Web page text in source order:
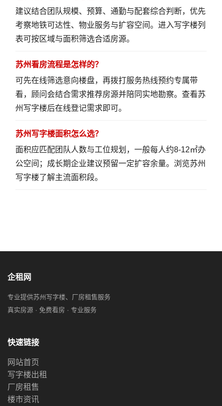
建议结合团队规模、预算、通勤与配套综合判断，优先
考察地铁可达性、物业服务与扩容空间。 进入写字楼列
表可按区域与面积筛选合适房源。
苏州看房流程是怎样的？
可先在线筛选意向楼盘，再拨打服务热线预约专属带
看，顾问会结合需求推荐房源并陪同实地勘察。 查看苏
州写字楼后在线登记需求即可。
苏州写字楼面积怎么选？
面积应匹配团队人数与工位规划，一般每人约8-12㎡办
公空间；成长期企业建议预留一定扩容余量。 浏览苏州
写字楼了解主流面积段。
企租网
专业提供苏州写字楼、厂房租售服务
真实房源 · 免费看房 · 专业服务
快速链接
网站首页
写字楼出租
厂房租售
楼市资讯